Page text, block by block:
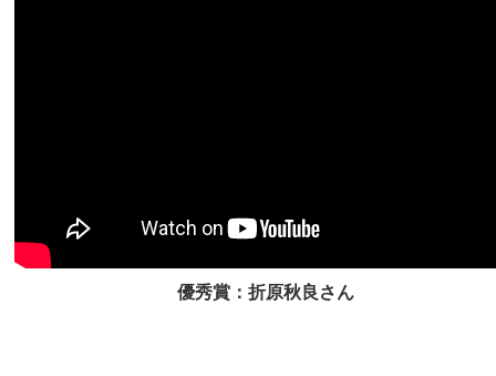
優秀賞：折原秋良さん